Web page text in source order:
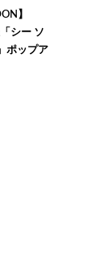
】
シー ソ
ポップア